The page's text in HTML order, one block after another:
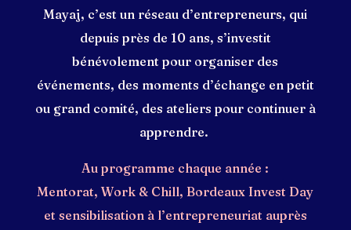
Mayaj, c’est un réseau d’entrepreneurs, qui
depuis près de 10 ans, s’investit
bénévolement pour organiser des
événements, des moments d’échange en petit
ou grand comité, des ateliers pour continuer à
apprendre.
Au programme chaque année :
Mentorat, Work & Chill, Bordeaux Invest Day
et sensibilisation à l’entrepreneuriat auprès